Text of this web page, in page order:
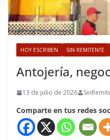
HOY ESCRIBEN SIN REMITENTE
Antojería,
13 de julio de 2026
Comparte en tus redes